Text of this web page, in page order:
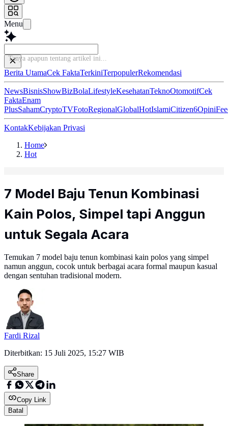
Menu
B
Berita UtamaCek FaktaTerkiniTerpopulerRekomendasi
NewsBisnisShowBizBolaLifestyleKesehatanTeknoOtomotifCek
FaktaEnam
PlusSahamCryptoTVFotoRegionalGlobalHotIslamiCitizen6Opini
KontakKebijakan Privasi
Home
Hot
7 Model Baju Tenun Kombinasi
Kain Polos, Simpel tapi Anggun
untuk Segala Acara
Temukan 7 model baju tenun kombinasi kain polos yang simpel
namun anggun, cocok untuk berbagai acara formal maupun kasual
dengan sentuhan tradisional modern.
Fardi Rizal
Diterbitkan: 15 Juli 2025, 15:27 WIB
Share
Copy Link
Batal